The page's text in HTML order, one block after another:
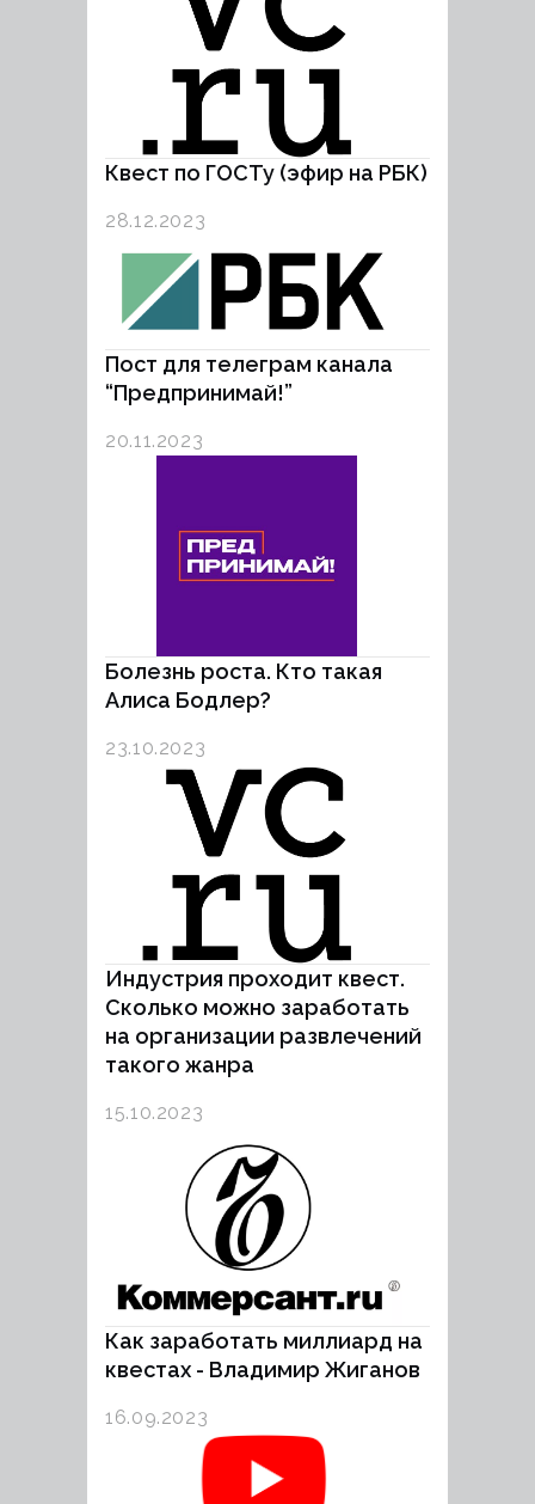
Квест по ГОСТу (эфир на РБК)
28.12.2023
Пост для телеграм канала
“Предпринимай!”
20.11.2023
Болезнь роста. Кто такая
Алиса Бодлер?
23.10.2023
Индустрия проходит квест.
Сколько можно заработать
на организации развлечений
такого жанра
15.10.2023
Как заработать миллиард на
квестах - Владимир Жиганов
16.09.2023